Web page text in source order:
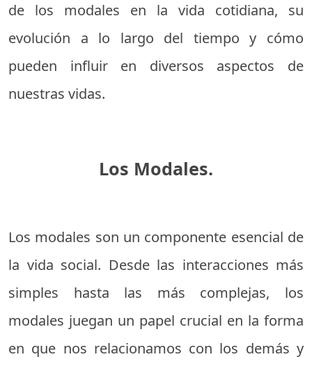
de los modales en la vida cotidiana, su
evolución a lo largo del tiempo y cómo
pueden influir en diversos aspectos de
nuestras vidas.
Los Modales.
Los modales son un componente esencial de
la vida social. Desde las interacciones más
simples hasta las más complejas, los
modales juegan un papel crucial en la forma
en que nos relacionamos con los demás y